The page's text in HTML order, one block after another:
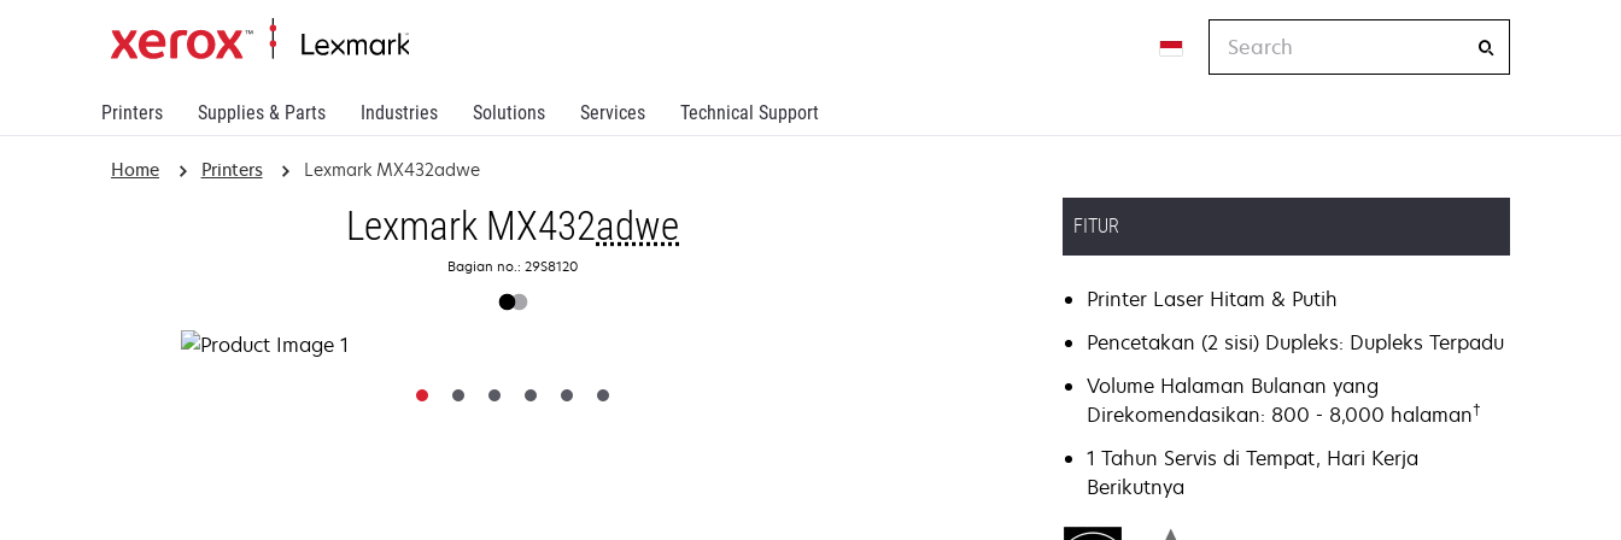
Printers Supplies & Parts Industries Solutions Services Technical Support
Home Printers Lexmark MX432adwe
Lexmark MX432adwe
Bagian no.: 29S8120
FITUR
Printer Laser Hitam & Putih
Pencetakan (2 sisi) Dupleks: Dupleks Terpadu
Volume Halaman Bulanan yang
Direkomendasikan: 800 - 8,000 halaman†
1 Tahun Servis di Tempat, Hari Kerja
Berikutnya